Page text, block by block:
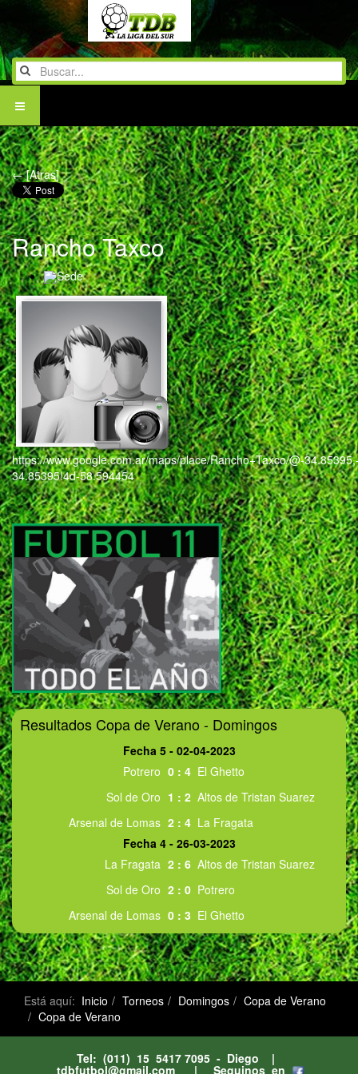
← [Atras]
Rancho Taxco
Sede
https://www.google.com.ar/maps/place/Rancho+Taxco/@-
34.85395!4d-58.594454
Resultados Copa de Verano - Domingos
Fecha 5 - 02-04-2023
Potrero 0: 4 El Ghetto
Sol de Oro 1 : 2 Altos de Tristan Suarez
Arsenal de Lomas 2: 4 La Fragata
Fecha 4 - 26-03-2023
La Fragata 2: 6 Altos de Tristan Suarez
Sol de Oro 2: 0 Potrero
Arsenal de Lomas 0: 3 El Ghetto
Está aquí: Inicio Torneos Domingos
Copa de Verano
Copa de Verano
Tel: (011) 15 5417 7095 - Diego |
tdbfutbol@gmail.com| Seguinos en